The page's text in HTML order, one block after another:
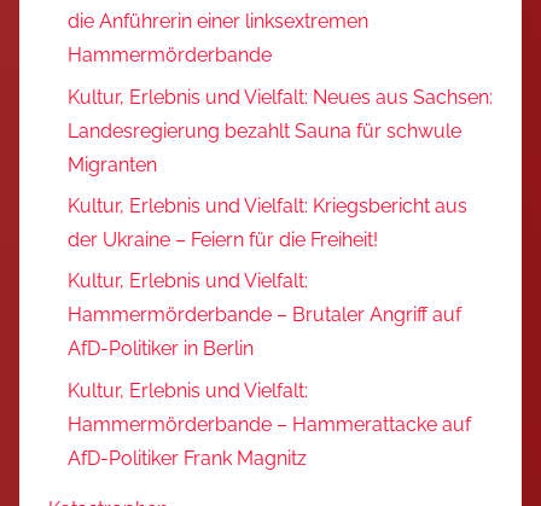
die Anführerin einer linksextremen
Hammermörderbande
Kultur, Erlebnis und Vielfalt: Neues aus Sachsen:
Landesregierung bezahlt Sauna für schwule
Migranten
Kultur, Erlebnis und Vielfalt: Kriegsbericht aus
der Ukraine – Feiern für die Freiheit!
Kultur, Erlebnis und Vielfalt:
Hammermörderbande – Brutaler Angriff auf
AfD-Politiker in Berlin
Kultur, Erlebnis und Vielfalt:
Hammermörderbande – Hammerattacke auf
AfD-Politiker Frank Magnitz